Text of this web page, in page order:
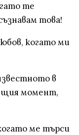
те
това!
когато ми
в
момент,
ме търси